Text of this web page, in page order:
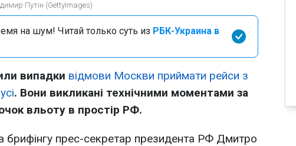
Путін (GettyImages)
на шум! Читай только суть из РБК-Украина в
випадки відмови Москви приймати рейси з
. Вони викликані технічними моментами за
вльоту в простір РФ.
брифінгу прес-секретар президента РФ Дмитро